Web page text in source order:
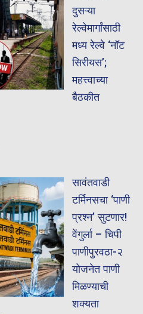
दुसऱ्या
रेल्वेमार्गांसाठी
मध्य रेल्वे ‘नॉट
सिरीयस’;
महत्त्वाच्या
बैठकीत
सावंतवाडी
टर्मिनसचा ‘पाणी
प्रश्न’ सुटणार!
वेंगुर्ला – चिपी
पाणीपुरवठा-२
योजनेत पाणी
मिळण्याची
शक्यता